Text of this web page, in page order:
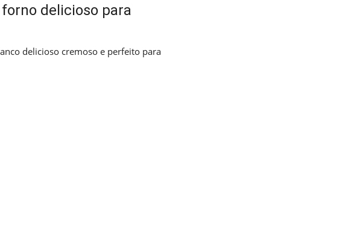
delicioso para
delicioso cremoso e perfeito para